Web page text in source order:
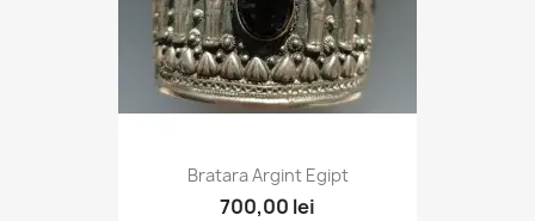
Bratara Argint Egipt
700,00 lei